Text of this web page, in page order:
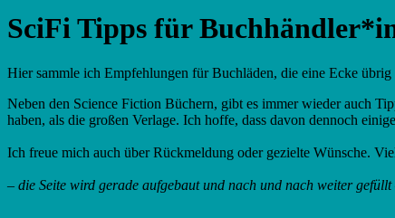
SciFi Tipps für
Hier sammle ich Empfehlungen für Buchläden, die eine Ecke
Neben den Science Fiction Büchern, gibt es immer wieder auch
haben, als die großen Verlage. Ich hoffe, dass davon dennoch
Ich freue mich auch über Rückmeldung oder gezielte Wünsche.
– die Seite wird gerade aufgebaut und nach und nach weiter gefüllt